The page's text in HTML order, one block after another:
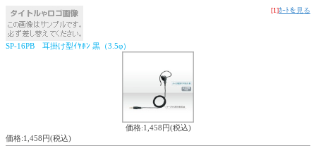
[1]ｶｰﾄを見る
SP-16PB 耳掛け型ｲﾔﾎﾝ 黒（3.5φ）
価格:1,458円(税込)
価格:1,458円(税込)